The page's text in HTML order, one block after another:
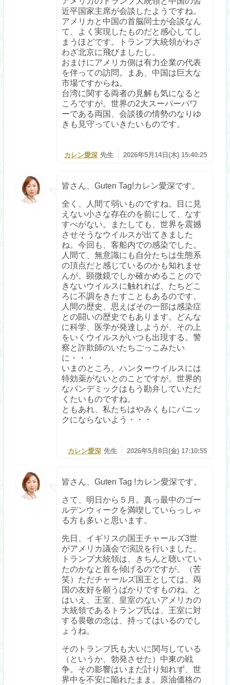
近平国家主席が会談したようですね。
アメリカと中国の首脳同士が会談なん
て、よく実現したものだと感心してし
まうほどです。トランプ大統領がわざ
わざ北京に飛びましたし。
おまけにアメリカ側は有力企業の代表
を伴っての訪問。まあ、中国は巨大な
市場ですからね。
台湾に関する両者の見解も気になると
ころですが。世界の2大スーパーパワ
ーである両国、会談後の情勢のなりゆ
きも見守っていきたいものです。
カレン愛深 先生 2026年5月14日(木) 15:40:25
皆さん、Guten Tag!カレン愛深です。
全く、人間て弱いものですね。目に見
えない小さな存在のを前にして、なす
すべがない。またしても、世界を震撼
させそうなウイルスが出てきました
ね。今回も、客船内での感染でした。
人間て、無意識にも自分たちは生態系
の頂点だと感じているのかも知れませ
んが。顕微鏡でしか確かめることので
きないウイルスに触れれば、たちどこ
ろに不調をきたすこともあるのです。
人間の歴史、思えばその一部は感染症
との闘いの歴史でもあります。どんな
に科学、医学が発達しようが、その上
をいくウイルスがいつも出現する。警
察と詐欺師のいたちごっこみたい
に・・・
いまのところ、ハンターウイルスには
特効薬がないとのことですが。世界的
なパンデミックはもう勘弁していただ
くたいものですね。
ともあれ、私たちはやみくもにパニッ
クにならないよう・・・
カレン愛深 先生 2026年5月8日(金) 17:10:55
皆さん、Guten Tag !カレン愛深です。
さて、明日から５月。真っ最中のゴー
ルデンウィークを満喫していらっしゃ
る方も多いと思います。
先日、イギリスの国王チャールズ3世
がアメリカ議会で演説を行いました。
トランプ大統領は、きちんと聴いてい
たのかなと首を傾げるのですが。（苦
笑）ただチャールズ国王としては、両
国の友好を願うばかりですものね。と
はいえ、王室、皇室のないアメリカの
大統領であるトランプ氏は、王室に対
する畏敬の念は、持ってはいるのでし
ょうね。
そのトランプ氏も大いに関与している
（というか、勃発させた）中東の戦
争。その影響はいまだ計り知れず、世
界中を不安に陥れたまま。原油価格の